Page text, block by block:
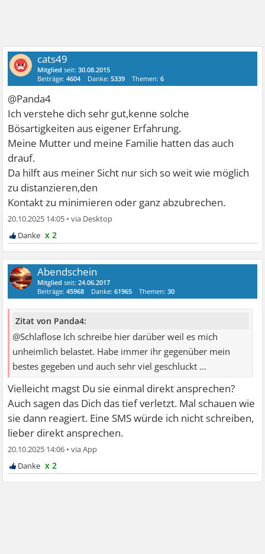
cats49
Mitglied seit:30.08.2015
Beiträge:4604 Danke:5339 Themen:6
@Panda4
Ich verstehe dich sehr gut,kenne solche
Bösartigkeiten aus eigener Erfahrung.
Meine Mutter und meine Familie hatten das auch
drauf.
Da hilft aus meiner Sicht nur sich so weit wie möglich
zu distanzieren,den
Kontakt zu minimieren oder ganz abzubrechen.
20.10.2025 14:05 •
x 2
Abendschein
Mitglied seit:24.06.2017
Beiträge:45968 Danke:61965 Themen:30
Zitat von Panda4:
@Schlaflose Ich schreibe hier darüber weil es mich
unheimlich belastet. Habe immer ihr gegenüber mein
bestes gegeben und auch sehr viel geschluckt ...
Vielleicht magst Du sie einmal direkt ansprechen?
Auch sagen das Dich das tief verletzt. Mal schauen wie
sie dann reagiert. Eine SMS würde ich nicht schreiben,
lieber direkt ansprechen.
20.10.2025 14:06 •
x 2